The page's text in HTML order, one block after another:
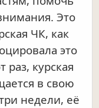
Это
ЧК, как
это
курская
в свою
недели, её